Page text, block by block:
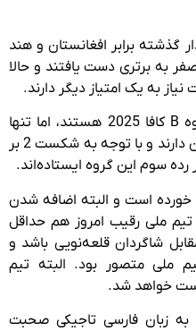
گذشته برابر افغانستان و هند
با نتایج 3 بر یک و 3 بر صفر به برتری دست یافتند و حالا
تاجیک‌ها که میزبان دیدارهای گروه B کافا 2025 هستند، اما تنها
سه امتیاز از برتری مقابل افغانستان دارند و با توجه به شکست 2 بر
سوم این گروه ایستاده‌اند.
خورده است و البته اضافه شدن
تیم ملی رقیب امروز هم حداقل
شاگردان قلعه‌نویی باشد و
ملی متصور بود. البته تیم
خواهد شد.
به زبان فارسی تاجیکی صحبت